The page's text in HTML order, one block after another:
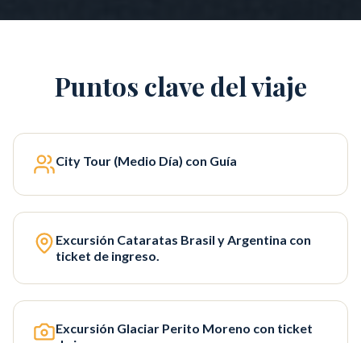
Puntos clave del viaje
City Tour (Medio Día) con Guía
Excursión Cataratas Brasil y Argentina con
ticket de ingreso.
Excursión Glaciar Perito Moreno con ticket